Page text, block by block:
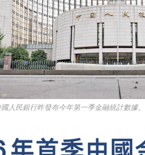
人民銀行昨發布今年第一季金融統計數據